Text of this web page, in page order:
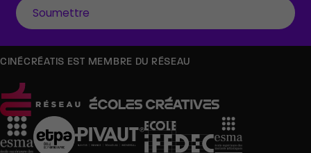
CINÉCRÉATIS EST MEMBRE DU RÉSEAU